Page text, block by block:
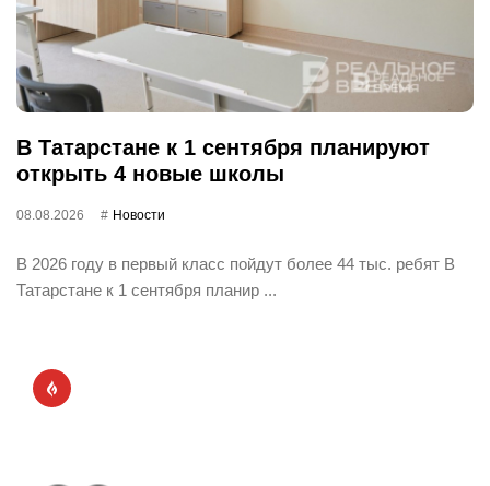
В Татарстане к 1 сентября планируют
открыть 4 новые школы
08.08.2026 Новости
В 2026 году в первый класс пойдут более 44 тыс. ребят В
Татарстане к 1 сентября планир ...